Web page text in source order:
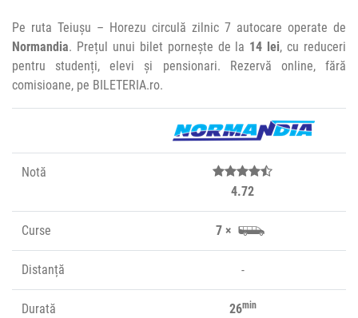
Pe ruta Teiușu – Horezu circulă zilnic 7 autocare operate de
Normandia. Prețul unui bilet pornește de la 14 lei, cu reduceri
pentru studenți, elevi și pensionari. Rezervă online, fără
comisioane, pe BILETERIA.ro.
Notă
4.72
Curse 7 ×
Distanță -
Durată 26min